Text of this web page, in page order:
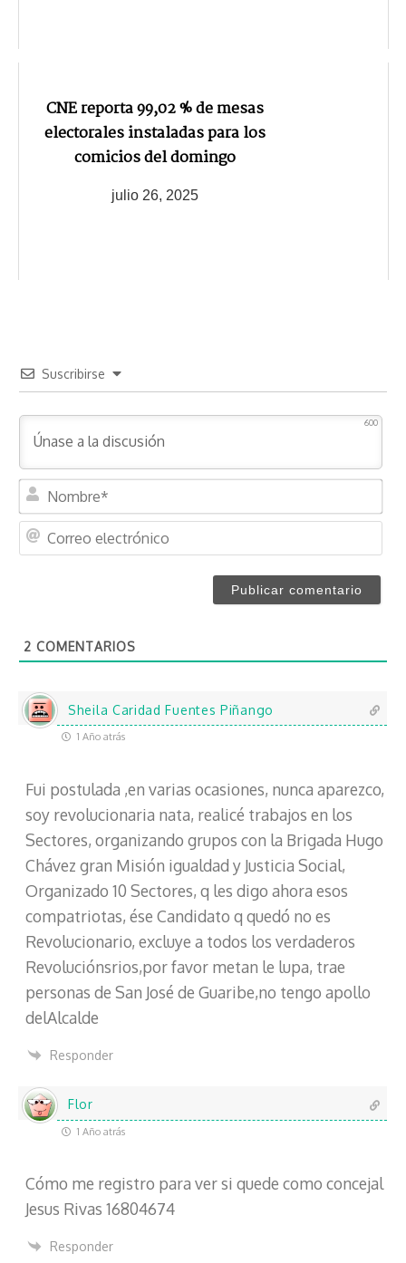
CNE reporta 99,02 % de mesas
electorales instaladas para los
comicios del domingo
julio 26, 2025
Suscribirse
600
o
m
o
t
n
o
2 COMENTARIOS
Sheila Caridad Fuentes Piñango
1 Año atrás
Fui postulada ,en varias ocasiones, nunca aparezco,
soy revolucionaria nata, realicé trabajos en los
Sectores, organizando grupos con la Brigada Hugo
Chávez gran Misión igualdad y Justicia Social,
Organizado 10 Sectores, q les digo ahora esos
compatriotas, ése Candidato q quedó no es
Revolucionario, excluye a todos los verdaderos
Revoluciónsrios,por favor metan le lupa, trae
personas de San José de Guaribe,no tengo apollo
delAlcalde
Responder
Flor
1 Año atrás
Cómo me registro para ver si quede como concejal
Jesus Rivas 16804674
Responder